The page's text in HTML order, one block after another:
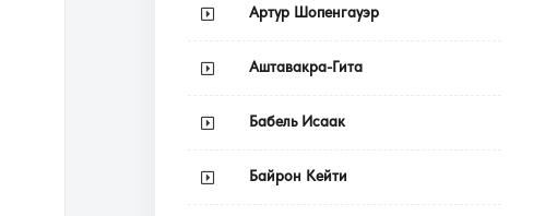
Артур Шопенгауэр
Аштавакра-Гита
Бабель Исаак
Байрон Кейти